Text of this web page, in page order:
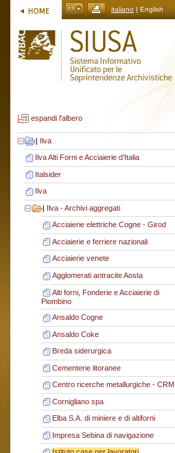
italiano | English
espandi l'albero
| Ilva
Ilva Alti Forni e Acciaierie d’Italia
Italsider
Ilva
| Ilva - Archivi aggregati
Acciaierie elettriche Cogne - Girod
Acciaierie e ferriere nazionali
Acciaierie venete
Agglomerati antracite Aosta
Alti forni, Fonderie e Acciaierie di
Piombino
Ansaldo Cogne
Ansaldo Coke
Breda siderurgica
Cementerie litoranee
Centro ricerche metallurgiche - CRM
Cornigliano spa
Elba S.A. di miniere e di altiforni
Impresa Sebina di navigazione